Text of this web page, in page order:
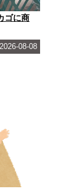
ゴに商
2026-08-08